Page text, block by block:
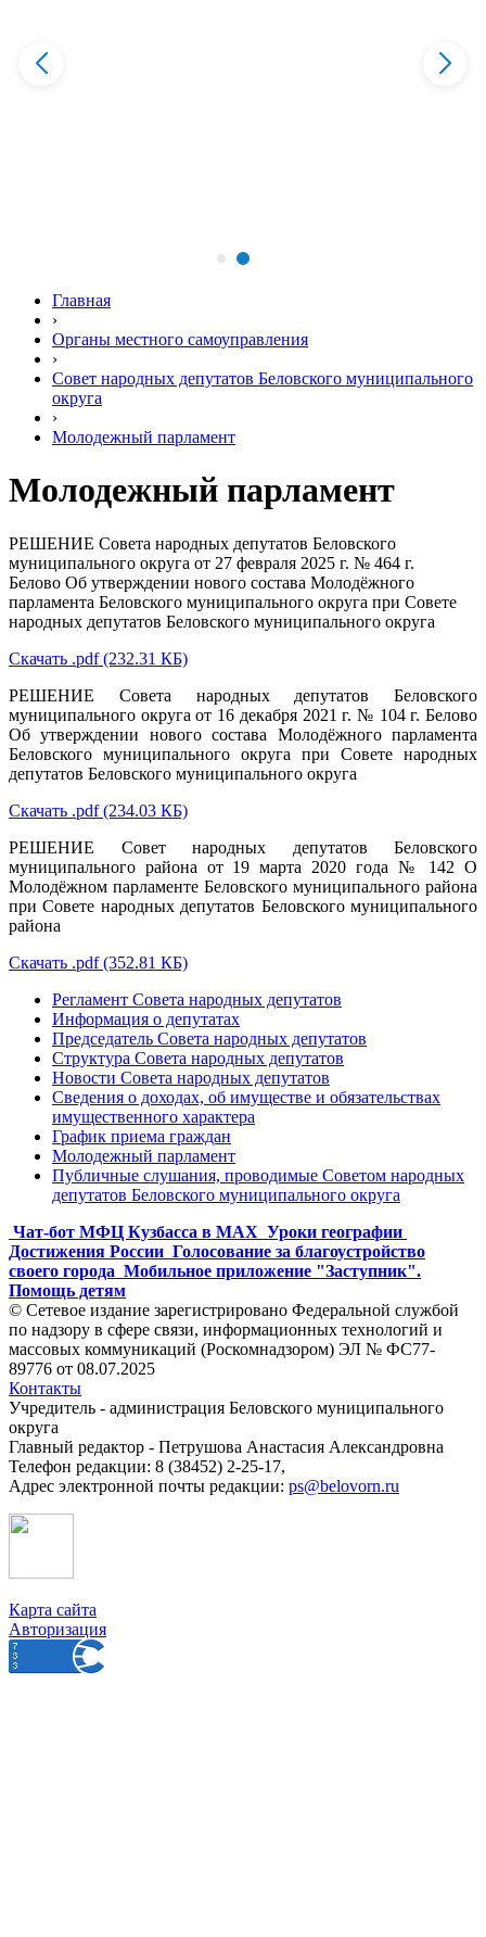
Главная
›
Органы местного самоуправления
›
Совет народных депутатов Беловского муниципального
округа
›
Молодежный парламент
Молодежный парламент
РЕШЕНИЕ Совета народных депутатов Беловского
муниципального округа от 27 февраля 2025 г. № 464 г.
Белово Об утверждении нового состава Молодёжного
парламента Беловского муниципального округа при Совете
народных депутатов Беловского муниципального округа
Скачать .pdf (232.31 КБ)
РЕШЕНИЕ Совета народных депутатов Беловского
муниципального округа от 16 декабря 2021 г. № 104 г. Белово
Об утверждении нового состава Молодёжного парламента
Беловского муниципального округа при Совете народных
депутатов Беловского муниципального округа
Скачать .pdf (234.03 КБ)
РЕШЕНИЕ Совет народных депутатов Беловского
муниципального района от 19 марта 2020 года № 142 О
Молодёжном парламенте Беловского муниципального района
при Совете народных депутатов Беловского муниципального
района
Скачать .pdf (352.81 КБ)
Регламент Совета народных депутатов
Информация о депутатах
Председатель Совета народных депутатов
Структура Совета народных депутатов
Новости Совета народных депутатов
Сведения о доходах, об имуществе и обязательствах
имущественного характера
График приема граждан
Молодежный парламент
Публичные слушания, проводимые Советом народных
депутатов Беловского муниципального округа
Чат-бот МФЦ Кузбасса в MAX Уроки географии
Достижения России Голосование за благоустройство
своего города Мобильное приложение "Заступник".
Помощь детям
© Сетевое издание зарегистрировано Федеральной службой
по надзору в сфере связи, информационных технологий и
массовых коммуникаций (Роскомнадзором) ЭЛ № ФС77-
89776 от 08.07.2025
Контакты
Учредитель - администрация Беловского муниципального
округа
Главный редактор - Петрушова Анастасия Александровна
Телефон редакции: 8 (38452) 2-25-17,
Адрес электронной почты редакции: ps@belovorn.ru
Карта сайта
Авторизация